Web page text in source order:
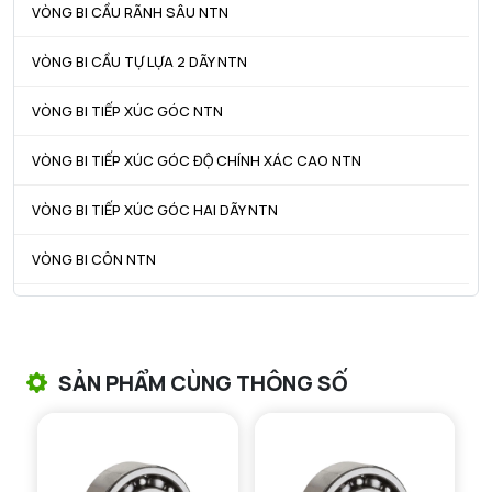
VÒNG BI CẦU RÃNH SÂU NTN
VÒNG BI CẦU TỰ LỰA 2 DÃY NTN
VÒNG BI TIẾP XÚC GÓC NTN
VÒNG BI TIẾP XÚC GÓC ĐỘ CHÍNH XÁC CAO NTN
VÒNG BI TIẾP XÚC GÓC HAI DÃY NTN
VÒNG BI CÔN NTN
VÒNG BI KIM NTN
SẢN PHẨM CÙNG THÔNG SỐ